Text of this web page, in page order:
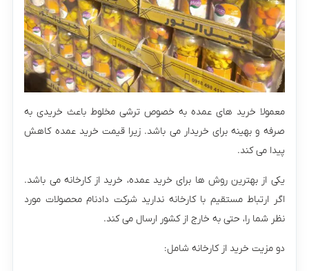
معمولا خرید های عمده به خصوص ترشی مخلوط باعث خریدی به
صرفه و بهینه برای خریدار می باشد. زیرا قیمت خرید عمده کاهش
پیدا می کند.
یکی از بهترین روش ها برای خرید عمده، خرید از کارخانه می باشد.
اگر ارتباط مستقیم با کارخانه ندارید شرکت دادنام محصولات مورد
نظر شما را، حتی به خارج از کشور ارسال می کند.
دو مزیت خرید از کارخانه شامل: